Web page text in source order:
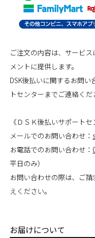
ご注文の内容は、サービ
メントに提供します。
DSK後払いに関するお問
トセンターまでご連絡くだ
《ＤＳＫ後払いサポートセ
メールでのお問い合わせ：
お電話でのお問い合わせ：
平日のみ）
お問い合わせの際は、ご
えください。
お届けについて